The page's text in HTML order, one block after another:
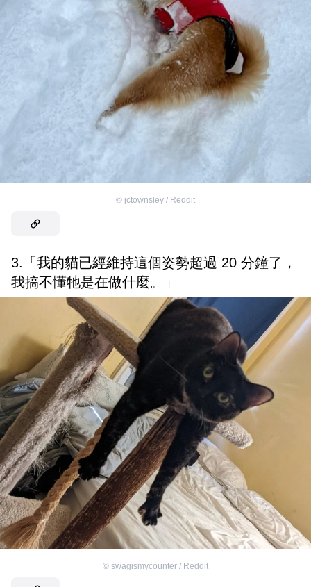
© jctownsley / Reddit
3.「我的貓已經維持這個姿勢超過 20 分鐘了，
我搞不懂牠是在做什麼。」
© swagismycounter / Reddit